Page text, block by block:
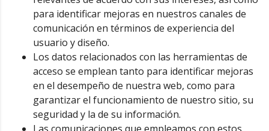
para identificar mejoras en nuestros canales de
comunicación en términos de experiencia del
usuario y diseño.
Los datos relacionados con las herramientas de
acceso se emplean tanto para identificar mejoras
en el desempeño de nuestra web, como para
garantizar el funcionamiento de nuestro sitio, su
seguridad y la de su información.